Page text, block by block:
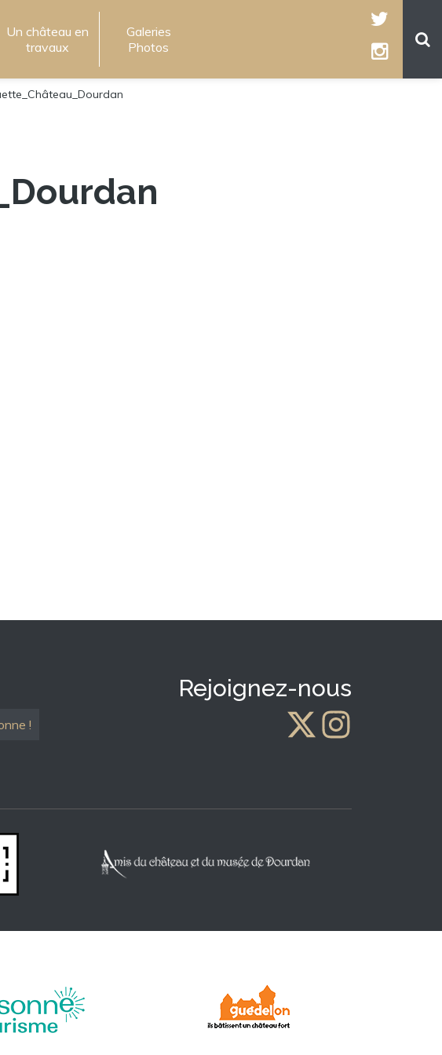
Un château en
travaux
Galeries
Photos
Rejoignez-nous